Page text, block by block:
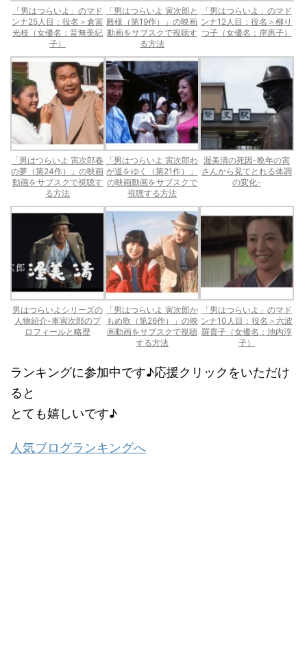
「男はつらいよ」のマド
ンナ25人目：役名＞倉富
光枝（女優名：音無美紀
子）
「男はつらいよ 寅次郎と
殿様（第19作）」の映画
動画をサブスクで視聴す
る方法
「男はつらいよ」のマド
ンナ12人目：役名＞柳り
つ子（女優名：岸惠子）
「男はつらいよ 寅次郎春
の夢（第24作）」の映画
動画をサブスクで視聴す
る方法
「男はつらいよ 寅次郎わ
が道をゆく（第21作）」
の映画動画をサブスクで
視聴する方法
渥美清の死因-晩年の寅
さんから見てとれる体調
の変化-
男はつらいよシリーズの
人物紹介-車寅次郎のプ
ロフィールと略歴
「男はつらいよ 寅次郎か
もめ歌（第26作）」の映
画動画をサブスクで視聴
する方法
「男はつらいよ」のマド
ンナ10人目：役名＞六波
羅貴子（女優名：池内淳
子）
ランキングに参加中です♪応援クリックをいただけ
ると
とても嬉しいです♪
人気ブログランキングへ